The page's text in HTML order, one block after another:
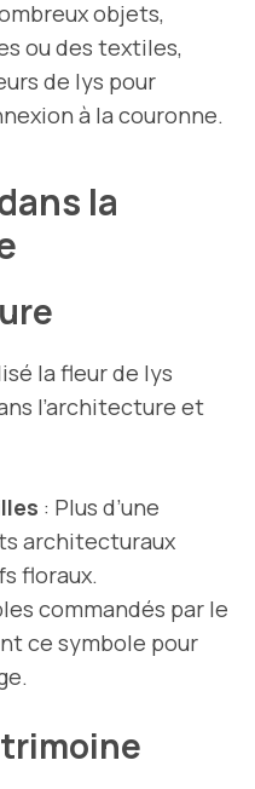
objets,
ou des textiles,
de lys pour
à la couronne.
la
la fleur de lys
l’architecture et
: Plus d’une
architecturaux
floraux.
commandés par le
ce symbole pour